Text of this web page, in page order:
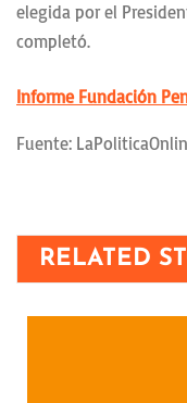
elegida por el
completó.
Informe Fundación
Fuente:
RELATED